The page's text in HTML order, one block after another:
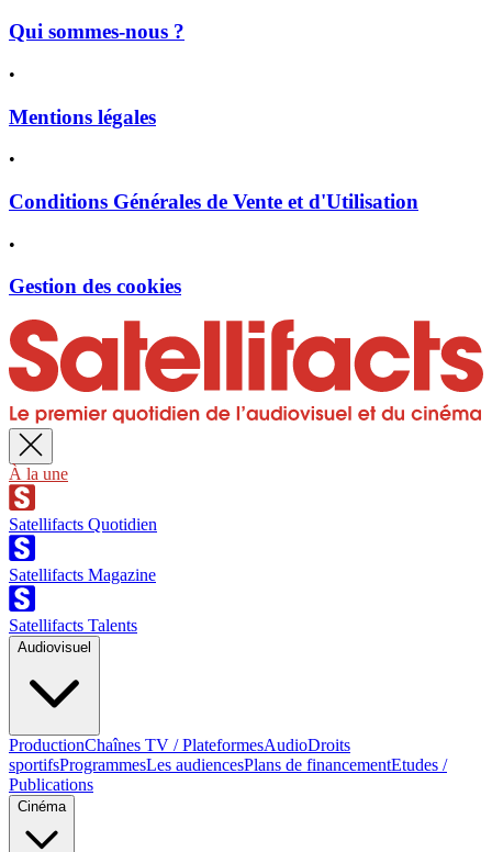
Qui sommes-nous ?
•
Mentions légales
•
Conditions Générales de Vente et d'Utilisation
•
Gestion des cookies
À la une
Satellifacts Quotidien
Satellifacts Magazine
Satellifacts Talents
Audiovisuel
ProductionChaînes TV / PlateformesAudioDroits
sportifsProgrammesLes audiencesPlans de financementEtudes /
Publications
Cinéma